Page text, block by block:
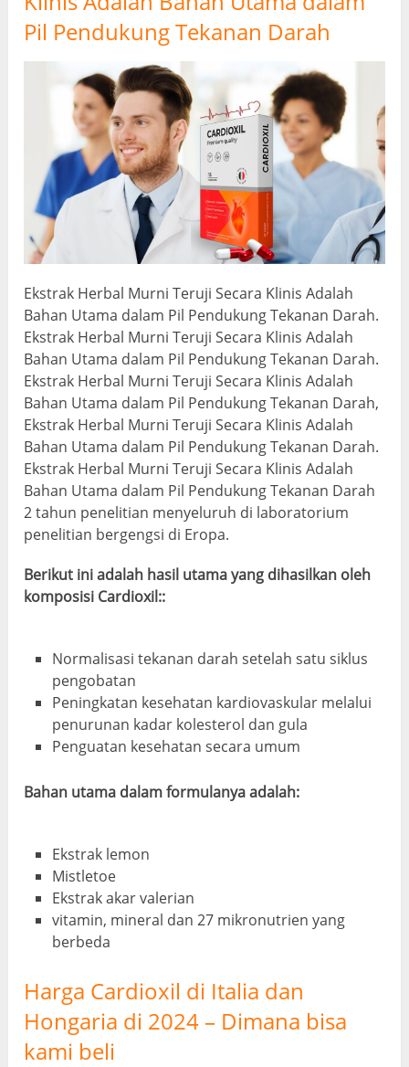
Pil Pendukung Tekanan Darah
Ekstrak Herbal Murni Teruji Secara Klinis Adalah
Bahan Utama dalam Pil Pendukung Tekanan Darah.
Ekstrak Herbal Murni Teruji Secara Klinis Adalah
Bahan Utama dalam Pil Pendukung Tekanan Darah.
Ekstrak Herbal Murni Teruji Secara Klinis Adalah
Bahan Utama dalam Pil Pendukung Tekanan Darah,
Ekstrak Herbal Murni Teruji Secara Klinis Adalah
Bahan Utama dalam Pil Pendukung Tekanan Darah.
Ekstrak Herbal Murni Teruji Secara Klinis Adalah
Bahan Utama dalam Pil Pendukung Tekanan Darah
2 tahun penelitian menyeluruh di laboratorium
penelitian bergengsi di Eropa.
Berikut ini adalah hasil utama yang dihasilkan oleh
komposisi Cardioxil::
Normalisasi tekanan darah setelah satu siklus
pengobatan
Peningkatan kesehatan kardiovaskular melalui
penurunan kadar kolesterol dan gula
Penguatan kesehatan secara umum
Bahan utama dalam formulanya adalah:
Ekstrak lemon
Mistletoe
Ekstrak akar valerian
vitamin, mineral dan 27 mikronutrien yang
berbeda
Harga Cardioxil di Italia dan
Hongaria di 2024 – Dimana bisa
kami beli